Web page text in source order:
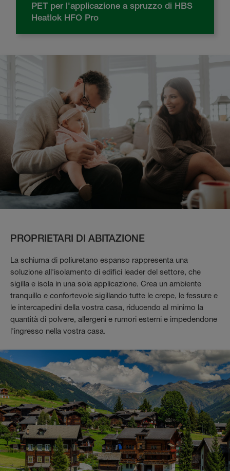
PET per l'applicazione a spruzzo di HBS
Heatlok HFO Pro
PROPRIETARI DI ABITAZIONE
La schiuma di poliuretano espanso rappresenta una
soluzione all'isolamento di edifici leader del settore, che
sigilla e isola in una sola applicazione. Crea un ambiente
tranquillo e confortevole sigillando tutte le crepe, le fessure e
le intercapedini della vostra casa, riducendo al minimo la
quantità di polvere, allergeni e rumori esterni e impedendone
l'ingresso nella vostra casa.